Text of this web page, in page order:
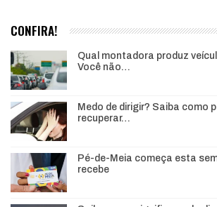
CONFIRA!
Qual montadora produz
Você não…
Medo de dirigir? Saiba como
recuperar…
Pé-de-Meia começa esta
recebe